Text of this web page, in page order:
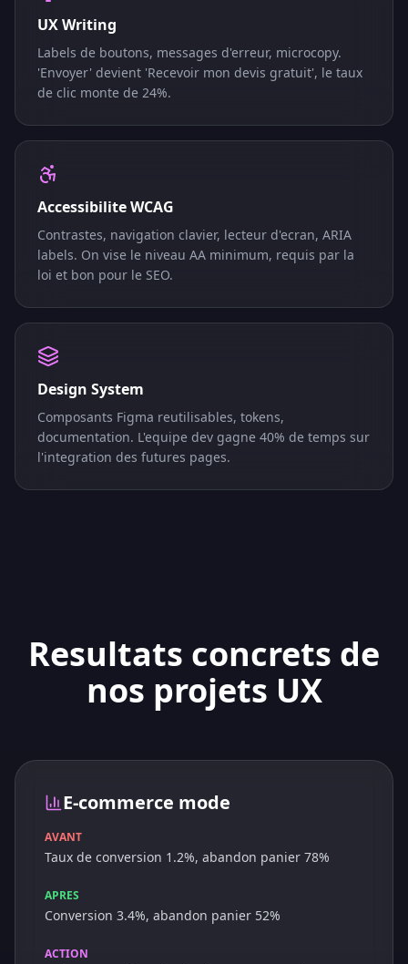
UX Writing
Labels de boutons, messages d'erreur, microcopy.
'Envoyer' devient 'Recevoir mon devis gratuit', le taux
de clic monte de 24%.
Accessibilite WCAG
Contrastes, navigation clavier, lecteur d'ecran, ARIA
labels. On vise le niveau AA minimum, requis par la
loi et bon pour le SEO.
Design System
Composants Figma reutilisables, tokens,
documentation. L'equipe dev gagne 40% de temps sur
l'integration des futures pages.
Resultats concrets de
nos projets UX
E-commerce mode
AVANT
Taux de conversion 1.2%, abandon panier 78%
APRES
Conversion 3.4%, abandon panier 52%
ACTION